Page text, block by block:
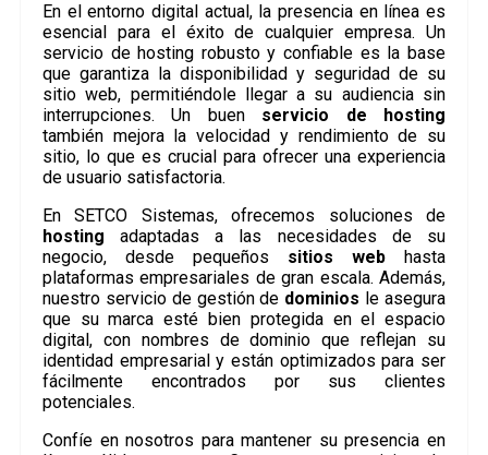
En el entorno digital actual, la presencia en línea es
esencial para el éxito de cualquier empresa. Un
servicio de hosting robusto y confiable es la base
que garantiza la disponibilidad y seguridad de su
sitio web, permitiéndole llegar a su audiencia sin
interrupciones. Un buen servicio de hosting
también mejora la velocidad y rendimiento de su
sitio, lo que es crucial para ofrecer una experiencia
de usuario satisfactoria.
En SETCO Sistemas, ofrecemos soluciones de
hosting adaptadas a las necesidades de su
negocio, desde pequeños sitios web hasta
plataformas empresariales de gran escala. Además,
nuestro servicio de gestión de dominios le asegura
que su marca esté bien protegida en el espacio
digital, con nombres de dominio que reflejan su
identidad empresarial y están optimizados para ser
fácilmente encontrados por sus clientes
potenciales.
Confíe en nosotros para mantener su presencia en